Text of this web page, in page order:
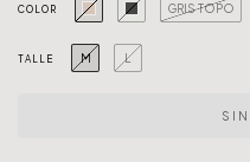
COLOR GRIS TOPO
TALLE M L